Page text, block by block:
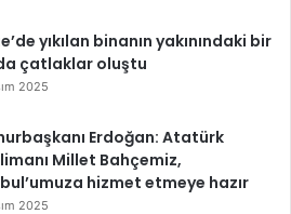
yıkılan binanın yakınındaki bir
çatlaklar oluştu
2025
Erdoğan: Atatürk
Millet Bahçemiz,
hizmet etmeye hazır
2025